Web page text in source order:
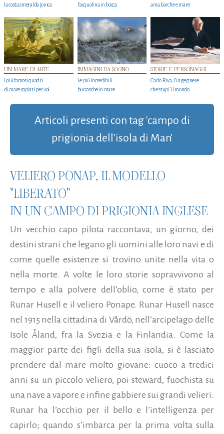
la costa smeralda jonica
l’acquolina in bocca
ama barche e mare
UN MARE DI ARTE
I più famosi quadri
di mare copiati per voi
IMMAGINI DA SOGNO
Le più incredibili
burrasche in mare
STORIE E PERSONAGGI
Carlo Riva, l’ingegnere
che stupi' il mondo
Articoli presenti con tag 'campo di
prigionia dell'isola di Man'
VELIERO PONAP, IL MODELLO
"LIBERATO"
IN UN CAMPO DI PRIGIONIA INGLESE
Un vecchio capo pilota raccontava, un giorno, dei
destini strani che legano gli uomini alle loro navi e di
come quelle esistenze si trovino unite nella vita o
nella morte. A volte le loro storie sopravvivono al
tempo e alla polvere dell’oblio, come è stato per
Runar Husell e il veliero Ponape. Runar Husell nasce
nel 1915 nella cittadina di Vårdö, nell’arcipelago delle
Isole Åland, fra la Svezia e la Finlandia. Come la
maggior parte dei figli della sua isola, si è lasciato
prendere dal mare molto giovane: cuoco a tredici
anni su un piccolo veliero, poi steward, fuochista su
una nave a vapore e infine gabbiere sui grandi velieri.
Runar ha l’occhio per il bello e l’intelligenza per
capirlo; quando s’imbarca per la prima volta sulla